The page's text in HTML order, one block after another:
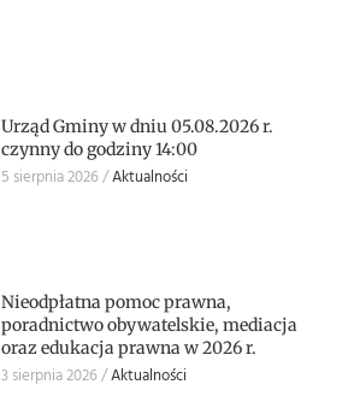
Urząd Gminy w dniu 05.08.2026 r.
czynny do godziny 14:00
5 sierpnia 2026 Aktualności
Nieodpłatna pomoc prawna,
poradnictwo obywatelskie, mediacja
oraz edukacja prawna w 2026 r.
3 sierpnia 2026 Aktualności